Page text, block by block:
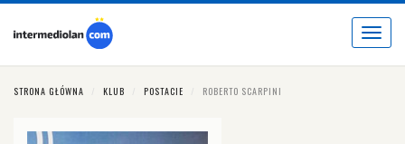
Toggle
STRONA GŁÓWNA KLUB POSTACIE ROBERTO SCARPINI